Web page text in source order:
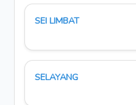
SEI LIMBAT
SELAYANG